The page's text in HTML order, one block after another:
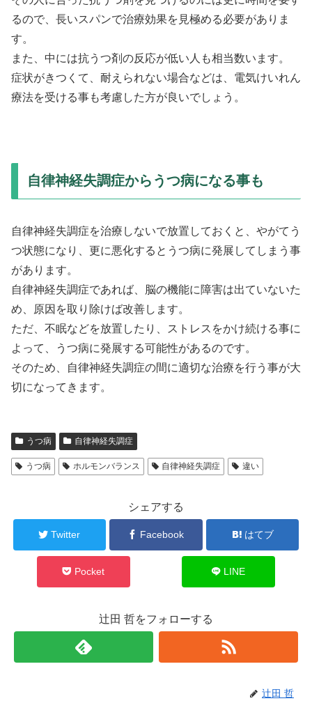
るので、長いスパンで治療効果を見極める必要がありま
す。
また、中には抗うつ剤の反応が低い人も相当数います。
症状がきつくて、耐えられない場合などは、電気けいれん
療法を受ける事も考慮した方が良いでしょう。
自律神経失調症からうつ病になる事も
自律神経失調症を治療しないで放置しておくと、やがてう
つ状態になり、更に悪化するとうつ病に発展してしまう事
があります。
自律神経失調症であれば、脳の機能に障害は出ていないた
め、原因を取り除けば改善します。
ただ、不眠などを放置したり、ストレスをかけ続ける事に
よって、うつ病に発展する可能性があるのです。
そのため、自律神経失調症の間に適切な治療を行う事が大
切になってきます。
うつ病 自律神経失調症
うつ病 ホルモンバランス 自律神経失調症 違い
シェアする
Twitter Facebook はてブ
Pocket LINE
辻田 哲をフォローする
辻田 哲